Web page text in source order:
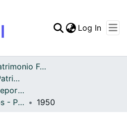
Log In
Archivo del Patrimonio Fotográfico y Fílmico del Valle del Cauca
Fondo Archivo del Patrimonio Fotográfico y Fílmico del Valle del Cauca
La Educación y el Deporte
APFFVC - Escenarios - Patrimonial
1950